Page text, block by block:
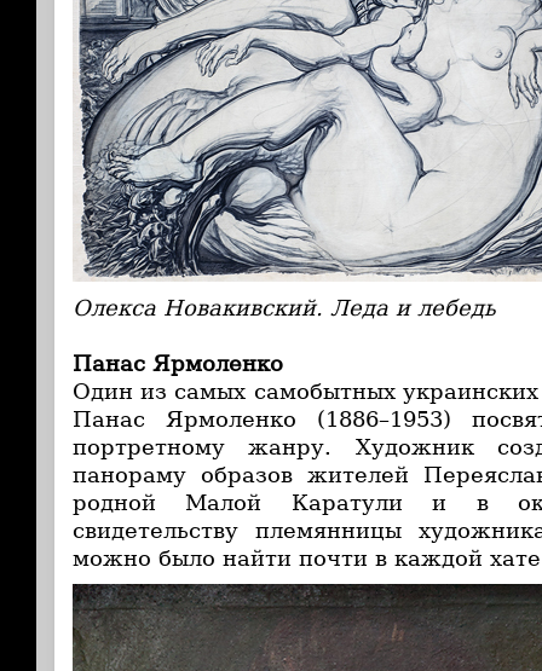
Олекса Новакивский. Леда и лебедь
Панас Ярмоленко
Один из самых самобытных
Панас Ярмоленко (1886–1953)
портретному жанру. Художник
панораму образов жителей
родной Малой Каратули и в
свидетельству племянницы
можно было найти почти в каждой